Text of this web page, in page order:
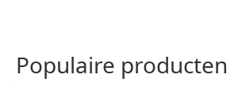
Populaire producten